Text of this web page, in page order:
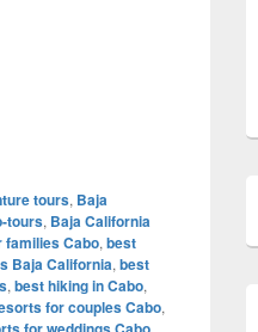
tours, Baja
tours, Baja California
Cabo, best
Baja California, best
, best hiking in Cabo,
for couples Cabo,
,